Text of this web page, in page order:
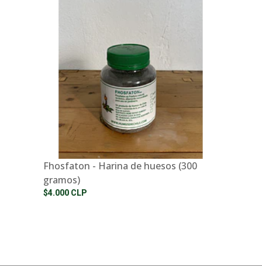
Fhosfaton - Harina de huesos (300
gramos)
$4.000 CLP